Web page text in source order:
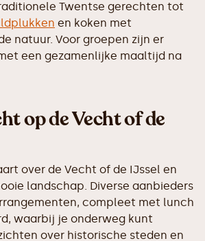
Twentse gerechten tot
en koken met
natuur. Voor groepen zijn er
een gezamenlijke maaltijd na
op de Vecht of de
over de Vecht of de IJssel en
landschap. Diverse aanbieders
compleet met lunch
waarbij je onderweg kunt
over historische steden en